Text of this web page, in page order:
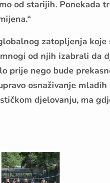
od starijih. Ponekada
zatopljenja
od njih izabrali da
prije nego bude
osnaživanje
djelovanju, ma